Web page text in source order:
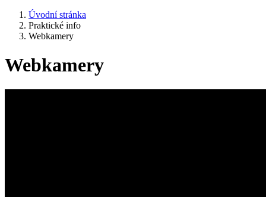
Úvodní stránka
Praktické info
Webkamery
Webkamery